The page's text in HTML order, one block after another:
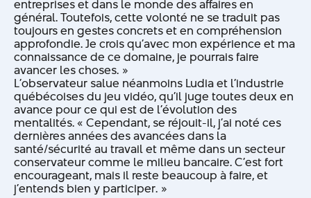
entreprises et dans le monde des affaires en
général. Toutefois, cette volonté ne se traduit pas
toujours en gestes concrets et en compréhension
approfondie. Je crois qu’avec mon expérience et ma
connaissance de ce domaine, je pourrais faire
avancer les choses. »
L’observateur salue néanmoins Ludia et l’industrie
québécoises du jeu vidéo, qu’il juge toutes deux en
avance pour ce qui est de l’évolution des
mentalités. « Cependant, se réjouit-il, j’ai noté ces
dernières années des avancées dans la
santé/sécurité au travail et même dans un secteur
conservateur comme le milieu bancaire. C’est fort
encourageant, mais il reste beaucoup à faire, et
j’entends bien y participer. »